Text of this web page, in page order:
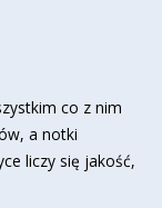
co z nim
a notki
liczy się jakość,